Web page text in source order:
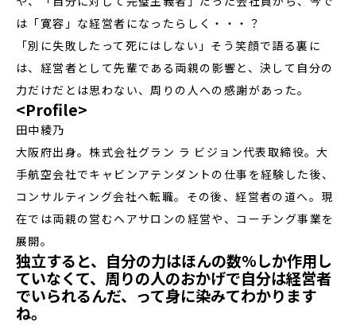
は「寛容」な経営者になったらしく・・・？
「別に失敗したって死にはしない」そう笑顔で語る裏に
は、経営者として先輩である両親の影響と、決して自分の
力だけだとは思わない、周りの人への感謝があった。
<Profile>
田中綾乃
大阪府出身。株式会社グラン ラ ビジョン代表取締役。大
手航空会社でキャビンアテンダントの仕事を経験した後、
コンサルティング会社へ転職。その後、経営者の道へ。現
在では両親の営むヘアサロンの経営や、コーチング事業を
展開。
独立すると、自分の力はほんの数%しか作用し
ていなくて、周りの人のおかげで自分は経営者
でいられるんだ、って身に染みてわかります
ね。